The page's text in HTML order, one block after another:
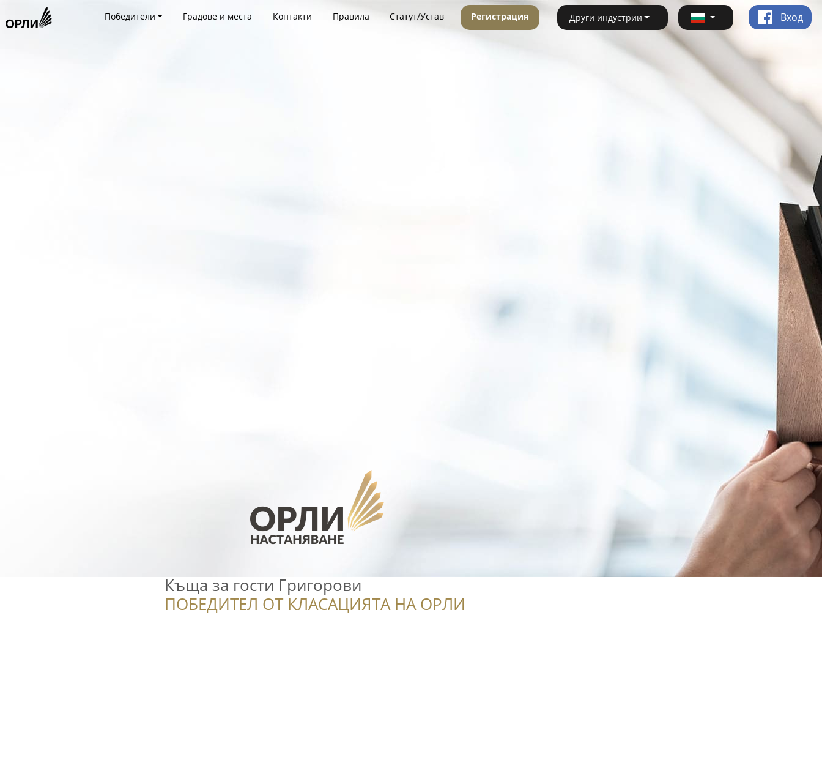
Победители Градове и места Контакти Правила Статут/Устав Регистрация Други индустрии Вход
Къща за гости Григорови
ПОБЕДИТЕЛ ОТ КЛАСАЦИЯТА НА ОРЛИ